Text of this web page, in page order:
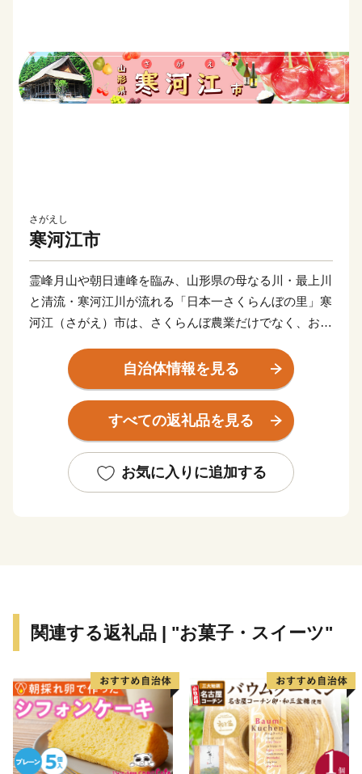
さがえし
寒河江市
霊峰月山や朝日連峰を臨み、山形県の母なる川・最上川
と清流・寒河江川が流れる「日本一さくらんぼの里」寒
河江（さがえ）市は、さくらんぼ農業だけでなく、おい
豊かな自然の恵みがあふれ、さくらんぼ、桃、ラ・フラ
ンス、りんごなどの果物はもちろん、そばや地酒の蔵元
どころとしても知られています。
狩り園がある、園地数「日本一」さくらんぼの里です。
昭和39年に日本で一番最初に開催されて以来、毎年多く
の観光客で賑わう「さくらんぼ祭り」をはじめ、平成28
年には「全国さくらんぼの種吹きとばし大会」が世界記
録に認定されるなど、さくらんぼの妖精「チェリン」を
市のイメージキャラクターに起用し「日本一さくらんぼ
自治体情報を見る
すべての返礼品を見る
お気に入りに追加する
関連する返礼品 | "お菓子・スイーツ"